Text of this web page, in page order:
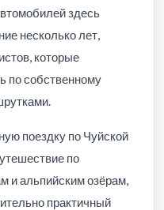
здесь
несколько лет,
которые
по собственному
поездку по Чуйской
по
и альпийским озёрам,
практичный